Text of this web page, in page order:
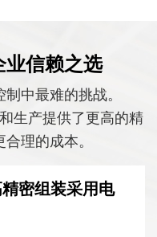
业信赖之选
中最难的挑战。
生产提供了更高的精
理的成本。
密组装采用电